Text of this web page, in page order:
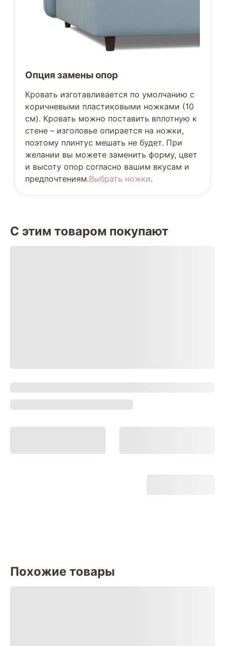
Опция замены опор
Кровать изготавливается по умолчанию с
коричневыми пластиковыми ножками (10
см). Кровать можно поставить вплотную к
стене – изголовье опирается на ножки,
поэтому плинтус мешать не будет. При
желании вы можете заменить форму, цвет
и высоту опор согласно вашим вкусам и
предпочтениям.Выбрать ножки.
С этим товаром покупают
Похожие товары